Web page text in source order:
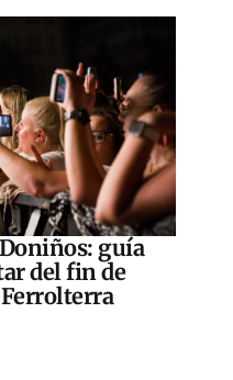
guía
del fin de